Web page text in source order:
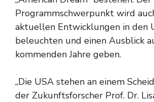
Programmschwerpunkt wird
aktuellen Entwicklungen in den
beleuchten und einen Ausblick
kommenden Jahre geben.
„Die USA stehen an einem
der Zukunftsforscher Prof. Dr.